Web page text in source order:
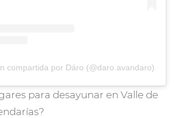
compartida por Dáro (@daro.avandaro)
para desayunar en Valle de